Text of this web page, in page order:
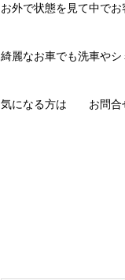
お外で状態を見て中でお
綺麗なお車でも洗車やシ
気になる方は お問合せ